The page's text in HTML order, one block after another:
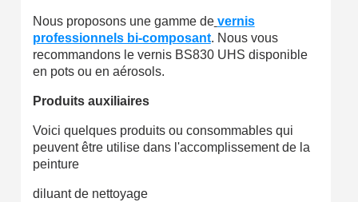
Nous proposons une gamme de vernis
professionnels bi-composant. Nous vous
recommandons le vernis BS830 UHS disponible
en pots ou en aérosols.
Produits auxiliaires
Voici quelques produits ou consommables qui
peuvent être utilise dans l'accomplissement de la
peinture
diluant de nettoyage